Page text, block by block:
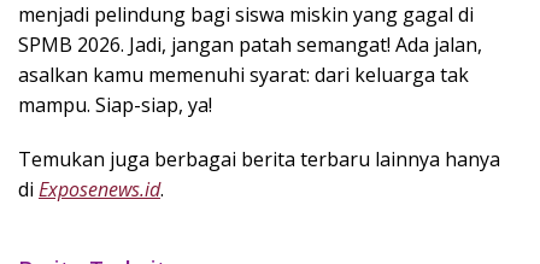
menjadi pelindung bagi siswa miskin yang gagal di
SPMB 2026. Jadi, jangan patah semangat! Ada jalan,
asalkan kamu memenuhi syarat: dari keluarga tak
mampu. Siap-siap, ya!
Temukan juga berbagai berita terbaru lainnya hanya
di Exposenews.id.